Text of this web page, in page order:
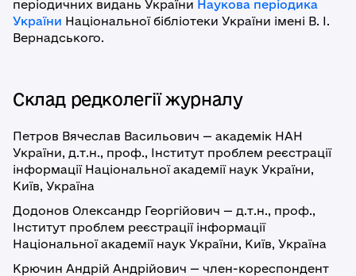
періодичних видань України Наукова періодика
України Національної бібліотеки України імені В. І.
Вернадського.
Склад редколегії журналу
Петров Вячеслав Васильович — академік НАН
України, д.т.н., проф., Інститут проблем реєстрації
інформації Національної академії наук України,
Київ, Україна
Додонов Олександр Георгійович — д.т.н., проф.,
Інститут проблем реєстрації інформації
Національної академії наук України, Київ, Україна
Крючин Андрій Андрійович — член-кореспондент